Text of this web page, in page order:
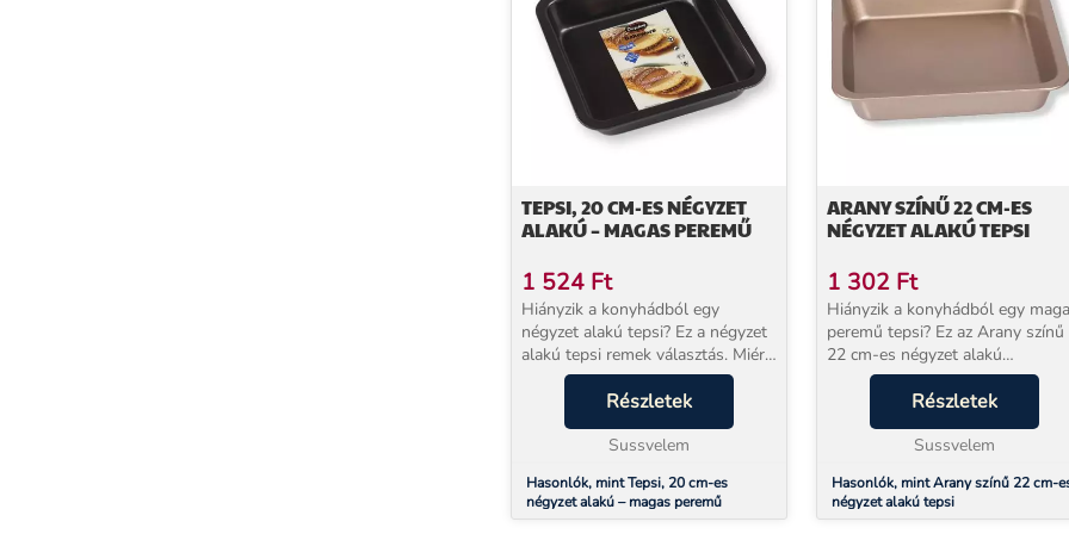
TEPSI, 20 CM-ES NÉGYZET
ALAKÚ – MAGAS PEREMŰ
1 524 Ft
Hiányzik a konyhádból egy
négyzet alakú tepsi? Ez a négyzet
alakú tepsi remek választás. Miért
jó választás ez a 20 cm-es négyzet
alakú magas peremű tepsi? mert
a segítségével igazán ...
Részletek
Sussvelem
Hasonlók, mint Tepsi, 20 cm-es
négyzet alakú – magas peremű
ARANY SZÍNŰ 22 CM-ES
NÉGYZET ALAKÚ TEPSI
1 302 Ft
Hiányzik a konyhádból egy
peremű tepsi? Ez az Arany színű
22 cm-es négyzet alakú
tepsi remek választás. Miért jó
választás ez a tepsi? mert a
segítségével igazán ínycsiklandó
kevert sütik...
Részletek
Sussvelem
Hasonlók, mint Arany színű 22 cm-
négyzet alakú tepsi